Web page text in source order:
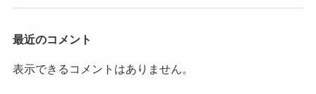
最近のコメント
表示できるコメントはありません。